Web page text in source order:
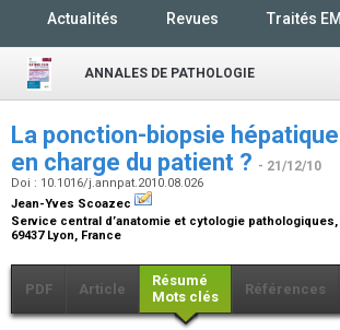
Actualités Revues Traités
ANNALES DE PATHOLOGIE
La ponction-biopsie
en charge du patient ? - 21/12/10
Doi : 10.1016/j.annpat.2010.08.026
Jean-Yves Scoazec
Service central d’anatomie et cytologie
69437 Lyon, France
PDF Article
Résumé
Mots clés
Références